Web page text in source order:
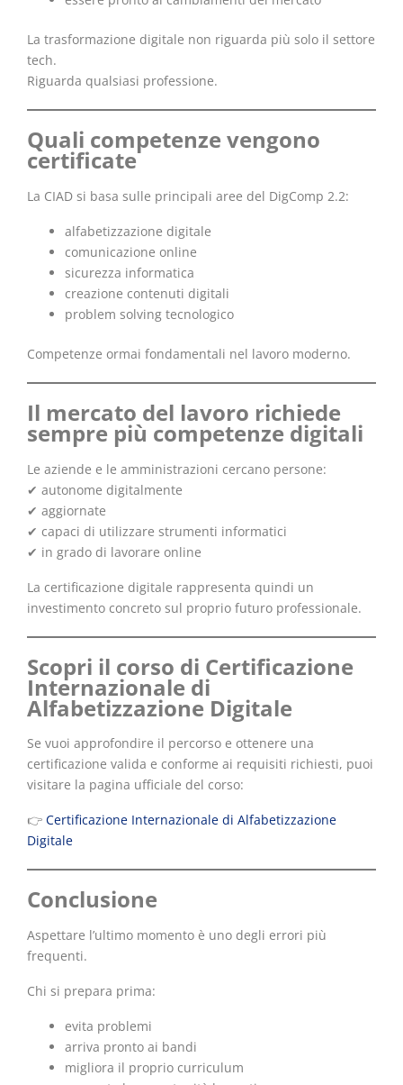
La trasformazione digitale non riguarda più solo il settore
tech.
Riguarda qualsiasi professione.
Quali competenze vengono
certificate
La CIAD si basa sulle principali aree del DigComp 2.2:
alfabetizzazione digitale
comunicazione online
sicurezza informatica
creazione contenuti digitali
problem solving tecnologico
Competenze ormai fondamentali nel lavoro moderno.
Il mercato del lavoro richiede
sempre più competenze digitali
Le aziende e le amministrazioni cercano persone:
✔ autonome digitalmente
✔ aggiornate
✔ capaci di utilizzare strumenti informatici
✔ in grado di lavorare online
La certificazione digitale rappresenta quindi un
investimento concreto sul proprio futuro professionale.
Scopri il corso di Certificazione
Internazionale di
Alfabetizzazione Digitale
Se vuoi approfondire il percorso e ottenere una
certificazione valida e conforme ai requisiti richiesti, puoi
visitare la pagina ufficiale del corso:
👉 Certificazione Internazionale di Alfabetizzazione
Digitale
Conclusione
Aspettare l’ultimo momento è uno degli errori più
frequenti.
Chi si prepara prima:
evita problemi
arriva pronto ai bandi
migliora il proprio curriculum